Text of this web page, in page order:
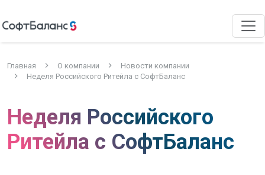
Главная О компании
Новости компании
Неделя Российского Ритейла с СофтБаланс
Неделя Российского
Ритейла с СофтБаланс